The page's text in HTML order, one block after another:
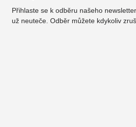
Přihlaste se k odběru našeho
už neuteče. Odběr můžete kdykoliv